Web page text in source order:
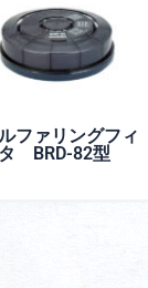
ファリングフィ
BRD-82型